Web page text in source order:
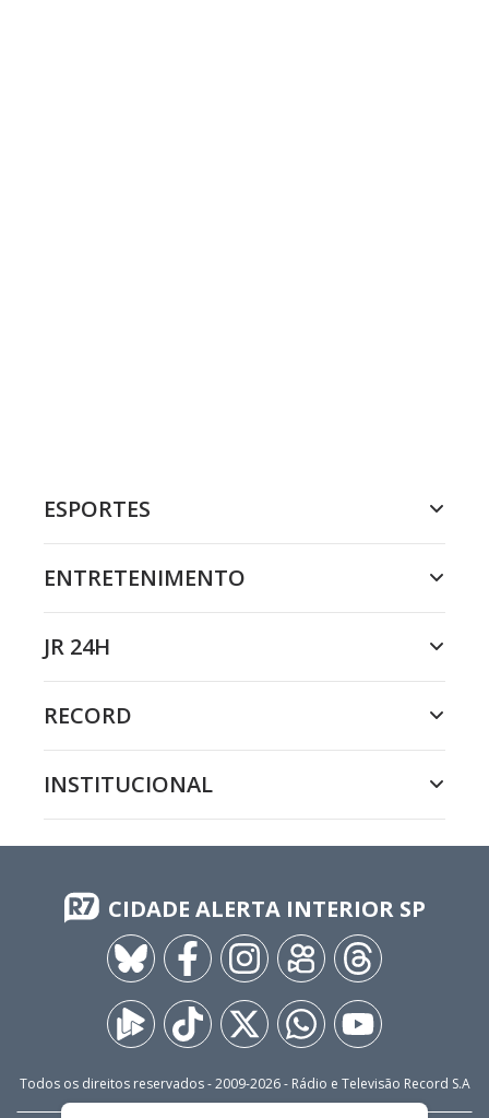
ESPORTES
ENTRETENIMENTO
JR 24H
RECORD
INSTITUCIONAL
CIDADE ALERTA INTERIOR SP
Todos os direitos reservados - 2009-2026- Rádio e Televisão Record S.A